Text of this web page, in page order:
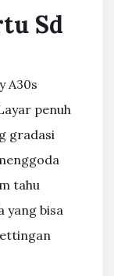
Sd
A30s
penuh
gradasi
tahu
yang bisa